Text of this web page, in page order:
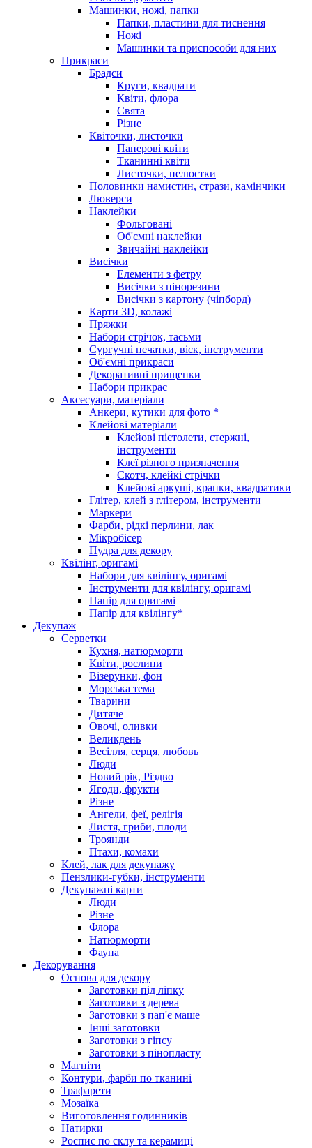
Машинки, ножі, папки
Папки, пластини для тиснення
Ножі
Машинки та приспособи для них
Прикраси
Брадси
Круги, квадрати
Квіти, флора
Свята
Різне
Квіточки, листочки
Паперові квіти
Тканинні квіти
Листочки, пелюстки
Половинки намистин, стрази, камінчики
Люверси
Наклейки
Фольговані
Об'ємні наклейки
Звичайні наклейки
Висічки
Елементи з фетру
Висічки з пінорезини
Висічки з картону (чіпборд)
Карти 3D, колажі
Пряжки
Набори стрічок, тасьми
Сургучні печатки, віск, інструменти
Об'ємні прикраси
Декоративні прищепки
Набори прикрас
Аксесуари, матеріали
Анкери, кутики для фото *
Клейові матеріали
Клейові пістолети, стержні,
інструменти
Клеї різного призначення
Скотч, клейкі стрічки
Клейові аркуші, крапки, квадратики
Глітер, клей з глітером, інструменти
Маркери
Фарби, рідкі перлини, лак
Мікробісер
Пудра для декору
Квілінг, оригамі
Набори для квілінгу, оригамі
Інструменти для квілінгу, оригамі
Папір для оригамі
Папір для квілінгу*
Декупаж
Серветки
Кухня, натюрморти
Квіти, рослини
Візерунки, фон
Морська тема
Тварини
Дитяче
Овочі, оливки
Великдень
Весілля, серця, любовь
Люди
Новий рік, Різдво
Ягоди, фрукти
Різне
Ангели, феї, релігія
Листя, гриби, плоди
Троянди
Птахи, комахи
Клей, лак для декупажу
Пензлики-губки, інструменти
Декупажні карти
Люди
Різне
Флора
Натюрморти
Фауна
Декорування
Основа для декору
Заготовки під ліпку
Заготовки з дерева
Заготовки з пап'є маше
Інші заготовки
Заготовки з гіпсу
Заготовки з пінопласту
Магніти
Контури, фарби по тканині
Трафарети
Мозаїка
Виготовлення годинників
Натирки
Роспис по склу та керамиці